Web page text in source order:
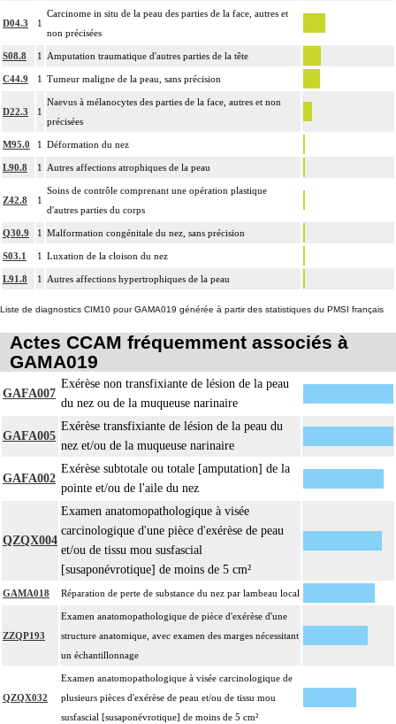
D04.3 1
Carcinome in situ de la peau des parties de la face, autres et
non précisées
S08.8 1 Amputation traumatique d'autres parties de la tête
C44.9 1 Tumeur maligne de la peau, sans précision
D22.3 1
Naevus à mélanocytes des parties de la face, autres et non
précisées
M95.0 1 Déformation du nez
L90.8 1 Autres affections atrophiques de la peau
Z42.8 1
Soins de contrôle comprenant une opération plastique
d'autres parties du corps
Q30.9 1 Malformation congénitale du nez, sans précision
S03.1 1 Luxation de la cloison du nez
L91.8 1 Autres affections hypertrophiques de la peau
Liste de diagnostics CIM10 pour GAMA019 générée à partir des statistiques du PMSI français
Actes CCAM fréquemment associés à
GAMA019
GAFA007
Exérèse non transfixiante de lésion de la peau
du nez ou de la muqueuse narinaire
GAFA005
Exérèse transfixiante de lésion de la peau du
nez et/ou de la muqueuse narinaire
GAFA002
Exérèse subtotale ou totale [amputation] de la
pointe et/ou de l'aile du nez
QZQX004
Examen anatomopathologique à visée
carcinologique d'une pièce d'exérèse de peau
et/ou de tissu mou susfascial
[susaponévrotique] de moins de 5 cm²
GAMA018 Réparation de perte de substance du nez par lambeau local
ZZQP193
Examen anatomopathologique de pièce d'exérèse d'une
structure anatomique, avec examen des marges nécessitant
un échantillonnage
QZQX032
Examen anatomopathologique à visée carcinologique de
plusieurs pièces d'exérèse de peau et/ou de tissu mou
susfascial [susaponévrotique] de moins de 5 cm²